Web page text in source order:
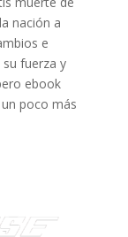
nación a
e
fuerza y
ebook
poco más